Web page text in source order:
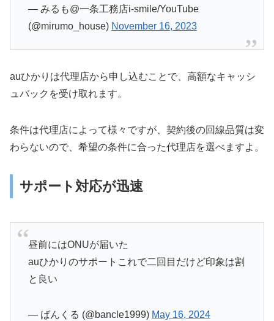
— みるも@一条工務店i-smile/YouTube
(@mirumo_house) November 16, 2023
auひかりは代理店から申し込むことで、高額なキャッシ
ュバックを受け取れます。
条件は代理店によって様々ですが、契約後の回線品質は変
わらないので、希望の条件に合った代理店を選べますよ。
サポート対応が迅速
昼前にはONUが届いた
auひかりのサポートこれで二回目だけど印象は割
と良い
— ばんくる (@bancle1999) May 16, 2024